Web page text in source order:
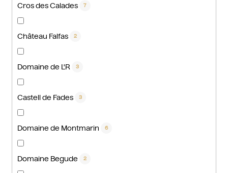
Cros des Calades 7
Château Falfas 2
Domaine de L'R 3
Castell de Fades 3
Domaine de Montmarin 6
Domaine Begude 2